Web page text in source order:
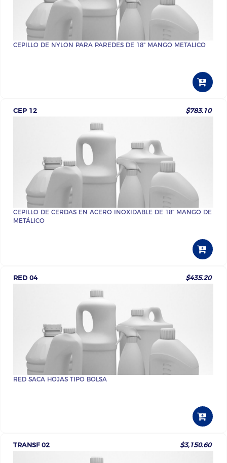
CEPILLO DE NYLON PARA PAREDES DE 18" MANGO METALICO
CEP 12 $783.10
CEPILLO DE CERDAS EN ACERO INOXIDABLE DE 18" MANGO DE
METÁLICO
RED 04 $435.20
RED SACA HOJAS TIPO BOLSA
TRANSF 02 $3,150.60